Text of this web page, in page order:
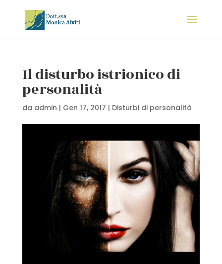
Il disturbo istrionico di
personalità
da admin | Gen 17, 2017 | Disturbi di personalità